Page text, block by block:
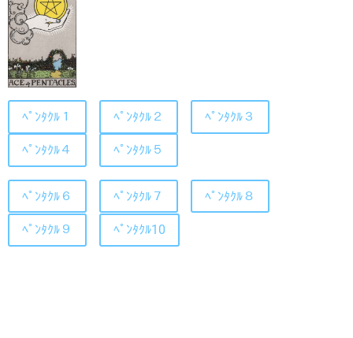
ﾍﾟﾝﾀｸﾙ１ ﾍﾟﾝﾀｸﾙ２ ﾍﾟﾝﾀｸﾙ３
ﾍﾟﾝﾀｸﾙ４ ﾍﾟﾝﾀｸﾙ５
ﾍﾟﾝﾀｸﾙ６ ﾍﾟﾝﾀｸﾙ７ ﾍﾟﾝﾀｸﾙ８
ﾍﾟﾝﾀｸﾙ９ ﾍﾟﾝﾀｸﾙ10